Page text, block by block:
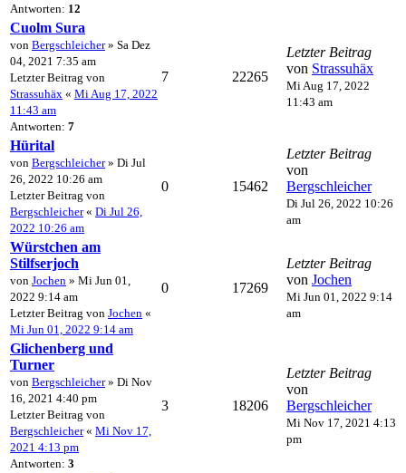
Antworten: 12
Cuolm Sura
von Bergschleicher» Sa Dez
04, 2021 7:35 am
Letzter Beitrag von
Strassuhäx « Mi Aug 17, 2022
11:43 am
Antworten: 7
7 22265
Letzter Beitrag
von Strassuhäx
Mi Aug 17, 2022
11:43 am
Hürital
von Bergschleicher» Di Jul
26, 2022 10:26 am
Letzter Beitrag von
Bergschleicher« Di Jul 26,
2022 10:26 am
0 15462
Letzter Beitrag
von
Bergschleicher
Di Jul 26, 2022 10:26
am
Würstchen am
Stilfserjoch
von Jochen » Mi Jun 01,
2022 9:14 am
Letzter Beitrag von Jochen «
Mi Jun 01, 2022 9:14 am
0 17269
Letzter Beitrag
von Jochen
Mi Jun 01, 2022 9:14
am
Glichenberg und
Turner
von Bergschleicher» Di Nov
16, 2021 4:40 pm
Letzter Beitrag von
Bergschleicher« Mi Nov 17,
2021 4:13 pm
Antworten: 3
3 18206
Letzter Beitrag
von
Bergschleicher
Mi Nov 17, 2021 4:13
pm